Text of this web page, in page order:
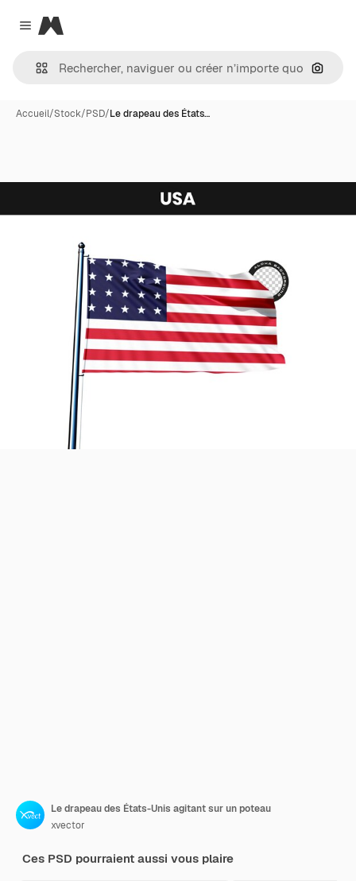
Close menu
Magnific
Accueil/Stock/PSD/Le drapeau des États…
Le drapeau des États-Unis agitant sur un poteau
xvector
Ces PSD pourraient aussi vous plaire